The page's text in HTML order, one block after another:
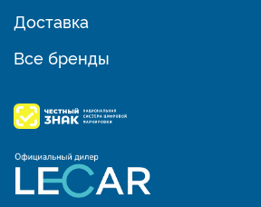
Доставка
Все бренды